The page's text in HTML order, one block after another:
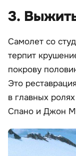
3.
Самолет со
терпит
покрову
Это
в главных
Спано и Джон